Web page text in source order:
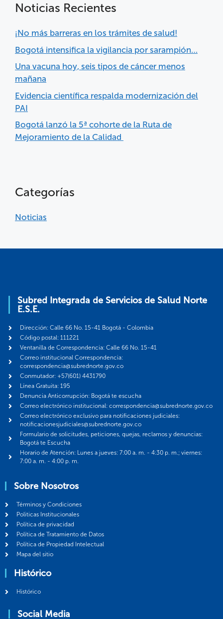
Noticias Recientes
¡No más barreras en los trámites de salud!
Bogotá intensifica la vigilancia por sarampión…
Una vacuna hoy, seis tipos de cáncer menos
mañana
Evidencia científica respalda modernización del
PAI
Bogotá lanzó la 5ª cohorte de la Ruta de
Mejoramiento de la Calidad
Categorías
Noticias
Subred Integrada de Servicios de Salud Norte
E.S.E.
Dirección: Calle 66 No. 15-41 Bogotá - Colombia
Código postal: 111221
Ventanilla de Correspondencia: Calle 66 No. 15-41
Correo institucional Correspondencia:
correspondencia@subrednorte.gov.co
Conmutador: +57(601) 4431790
Línea Gratuita: 195
Denuncia Anticorrupción: Bogotá te escucha
Correo electrónico institucional: correspondencia@subrednorte.gov.co
Correo electrónico exclusivo para notificaciones judiciales:
notificacionesjudiciales@subrednorte.gov.co
Formulario de solicitudes, peticiones, quejas, reclamos y denuncias:
Bogotá te Escucha
Horario de Atención: Lunes a jueves: 7:00 a. m. - 4:30 p. m.; viernes:
7:00 a. m. - 4:00 p. m.
Sobre Nosotros
Términos y Condiciones
Politicas Institucionales
Política de privacidad
Política de Tratamiento de Datos
Política de Propiedad Intelectual
Mapa del sitio
Histórico
Histórico
Social Media